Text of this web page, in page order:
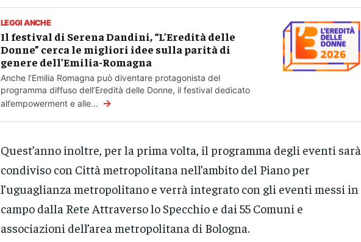
LEGGI ANCHE
Il festival di Serena Dandini, “L’Eredità delle
Donne” cerca le migliori idee sulla parità di
genere dell’Emilia-Romagna
Anche l’Emilia Romagna può diventare protagonista del
programma diffuso dell’Eredità delle Donne, il festival dedicato
all’empowerment e alle... →
Quest’anno inoltre, per la prima volta, il programma degli eventi sarà
condiviso con Città metropolitana nell’ambito del Piano per
l’uguaglianza metropolitano e verrà integrato con gli eventi messi in
campo dalla Rete Attraverso lo Specchio e dai 55 Comuni e
associazioni dell’area metropolitana di Bologna.